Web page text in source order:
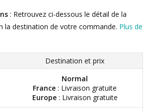
: Retrouvez ci-dessous le détail de la
la destination de votre commande. Plus de
Destination et prix
Normal
France : Livraison gratuite
Europe: Livraison gratuite